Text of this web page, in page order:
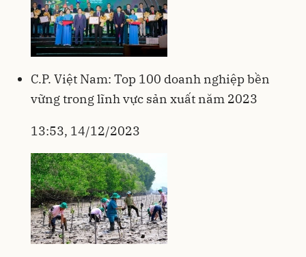
C.P. Việt Nam: Top 100 doanh nghiệp bền
vững trong lĩnh vực sản xuất năm 2023
13:53, 14/12/2023